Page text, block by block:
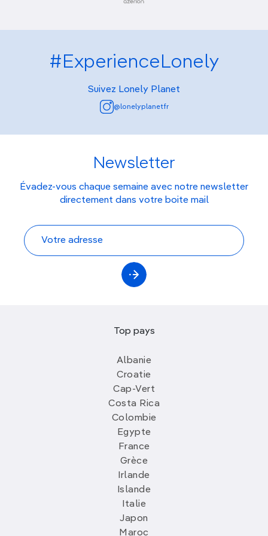
#ExperienceLonely
Suivez Lonely Planet
@lonelyplanetfr
Newsletter
Évadez-vous chaque semaine avec notre newsletter
directement dans votre boite mail
Top pays
Albanie
Croatie
Cap-Vert
Costa Rica
Colombie
Egypte
France
Grèce
Irlande
Islande
Italie
Japon
Maroc